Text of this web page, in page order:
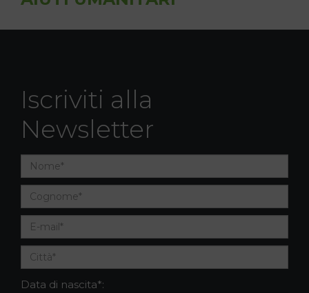
Iscriviti alla
Newsletter
Data di nascita*: